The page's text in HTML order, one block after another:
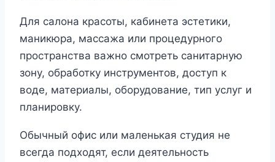
Для салона красоты, кабинета эстетики,
маникюра, массажа или процедурного
пространства важно смотреть санитарную
зону, обработку инструментов, доступ к
воде, материалы, оборудование, тип услуг и
планировку.
Обычный офис или маленькая студия не
всегда подходят, если деятельность